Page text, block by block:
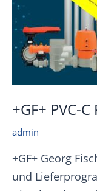
+GF+ PVC-
admin
+GF+ Georg
und